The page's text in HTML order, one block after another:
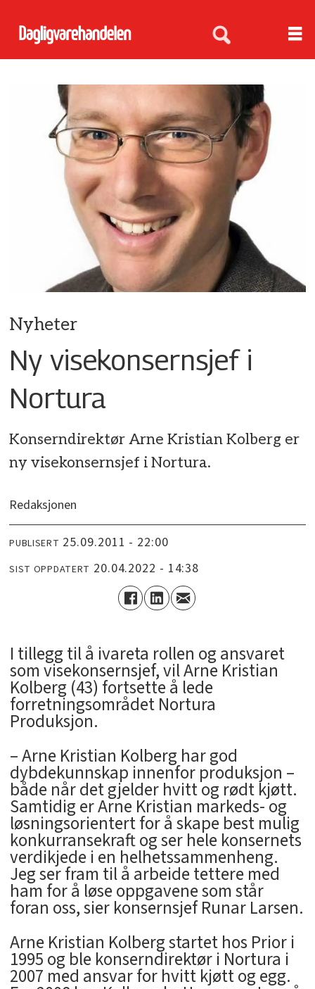
Nyheter
Ny visekonsernsjef i
Nortura
Konserndirektør Arne Kristian Kolberg er
ny visekonsernsjef i Nortura.
Redaksjonen
PUBLISERT 25.09.2011 - 22:00
SIST OPPDATERT 20.04.2022 - 14:38
I tillegg til å ivareta rollen og ansvaret
som visekonsernsjef, vil Arne Kristian
Kolberg (43) fortsette å lede
forretningsområdet Nortura
Produksjon.
– Arne Kristian Kolberg har god
dybdekunnskap innenfor produksjon –
både når det gjelder hvitt og rødt kjøtt.
Samtidig er Arne Kristian markeds- og
løsningsorientert for å skape best mulig
konkurransekraft og ser hele konsernets
verdikjede i en helhetssammenheng.
Jeg ser fram til å arbeide tettere med
ham for å løse oppgavene som står
foran oss, sier konsernsjef Runar Larsen.
Arne Kristian Kolberg startet hos Prior i
1995 og ble konserndirektør i Nortura i
2007 med ansvar for hvitt kjøtt og egg.